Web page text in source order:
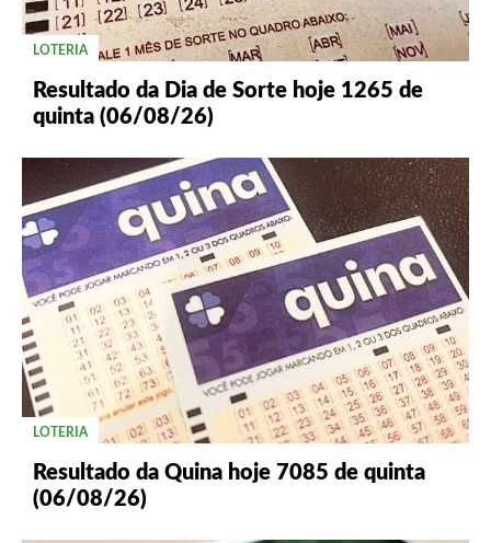
LOTERIA
Resultado da Dia de Sorte hoje 1265 de
quinta (06/08/26)
LOTERIA
Resultado da Quina hoje 7085 de quinta
(06/08/26)